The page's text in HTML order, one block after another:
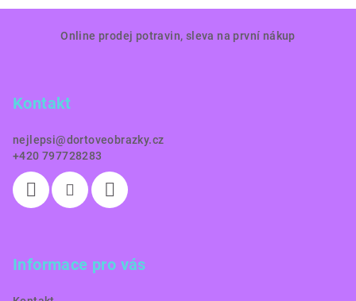
Online prodej potravin, sleva na první nákup
Kontakt
nejlepsi@dortoveobrazky.cz
+420 797728283
Informace pro vás